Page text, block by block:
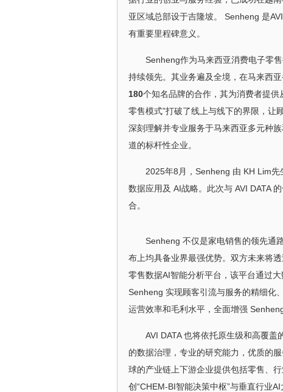
亚区域总部设于吉隆坡。 Senheng 是
有重要里程碑意义。
Senheng作为马来西亚消费电子零
持续领先。其业务遍及全境，在马来西
180个知名品牌的合作，其为消费者提
零售模式”打破了线上与线下的界限，让
深刻理解并专业服务于马来西亚多元种
道的标杆性企业。
2025年8月，Senheng 由 KH Lim
数据应用及 AI战略。此次与 AVI DATA
合。
Senheng 不仅是家电销售的领先通
布上均具备业界最强优势。双方未来将
零售数据AI智能分析平台，该平台通过
Senheng 实现顾客引流与服务的精细化
运营效率和毛利水平，全面增强
AVI DATA 也将依托原生级和高覆
的数据治理，专业的研究能力，优质的
球的产业链上下游企业提供包括零售、
创“CHEM-BI智能决策中枢”与垂直行业